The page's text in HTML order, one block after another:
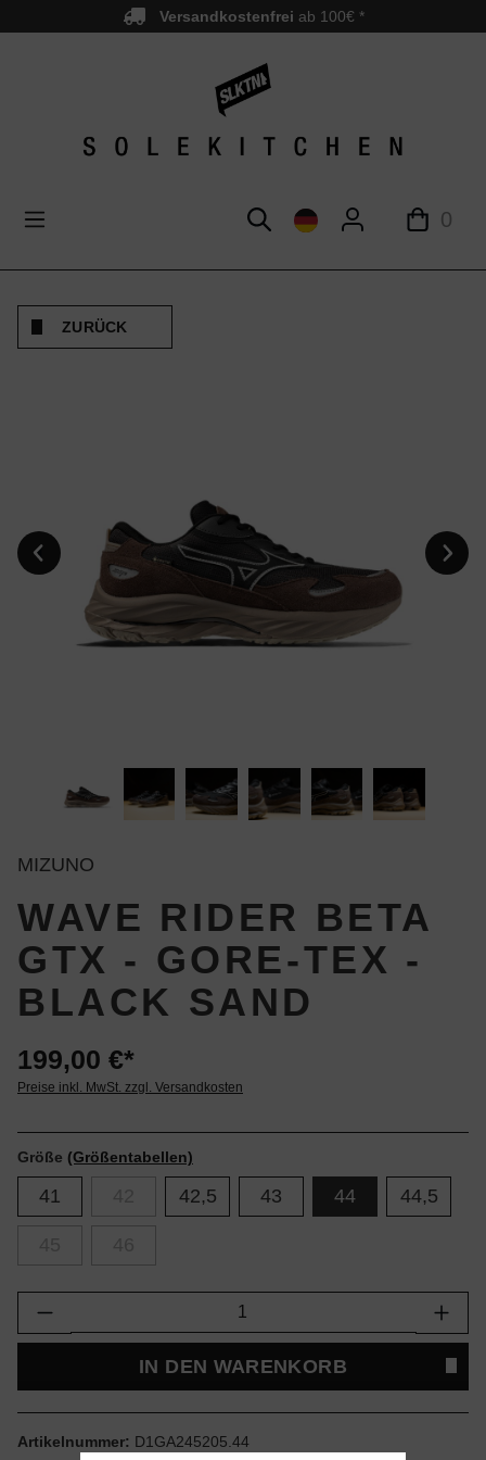
springen Versandkostenfrei ab 100€ *
0
ZURÜCK
MIZUNO
WAVE RIDER BETA
GTX - GORE-TEX -
BLACK SAND
199,00 €*
Preise inkl. MwSt. zzgl. Versandkosten
Größe (Größentabellen)
41 42,5 43 44 44,5
Produkt Anzahl: Gib den gewünschten
IN DEN WARENKORB
Artikelnummer: D1GA245205.44